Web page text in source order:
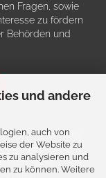
und andere
auch von
der Website zu
zu analysieren und
zu können. Weitere
Fragen, sowie
zu fördern
Behörden und
deren Bildern
Ausführung
Preis- und